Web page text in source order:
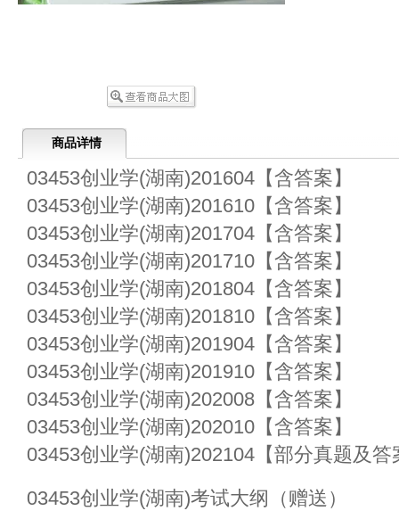
商品详情
03453创业学(湖南)201604【含答案】
03453创业学(湖南)201610【含答案】
03453创业学(湖南)201704【含答案】
03453创业学(湖南)201710【含答案】
03453创业学(湖南)201804【含答案】
03453创业学(湖南)201810【含答案】
03453创业学(湖南)201904【含答案】
03453创业学(湖南)201910【含答案】
03453创业学(湖南)202008【含答案】
03453创业学(湖南)202010【含答案】
03453创业学(湖南)202104【部分真题及答
03453创业学(湖南)考试大纲（赠送）